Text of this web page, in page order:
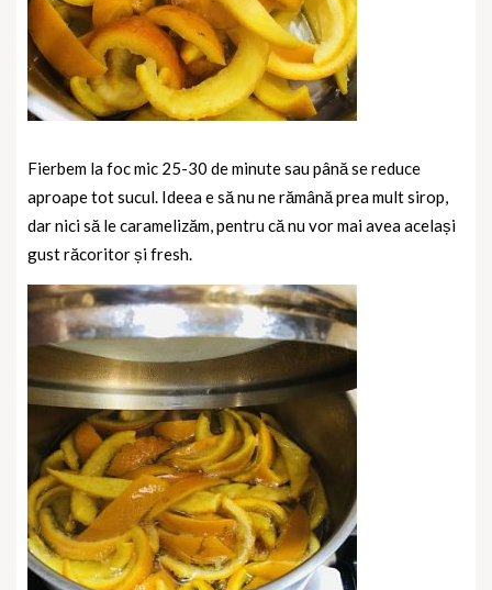
Fierbem la foc mic 25-30 de minute sau până se reduce
aproape tot sucul. Ideea e să nu ne rămână prea mult sirop,
dar nici să le caramelizăm, pentru că nu vor mai avea același
gust răcoritor și fresh.